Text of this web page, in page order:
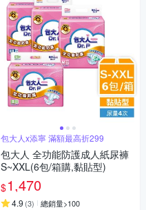
包大人x添寧 滿額最高折299
包大人 全功能防護成人紙尿褲
S~XXL(6包/箱購,黏貼型)
$1,470
4.9 (3) 總銷量>100